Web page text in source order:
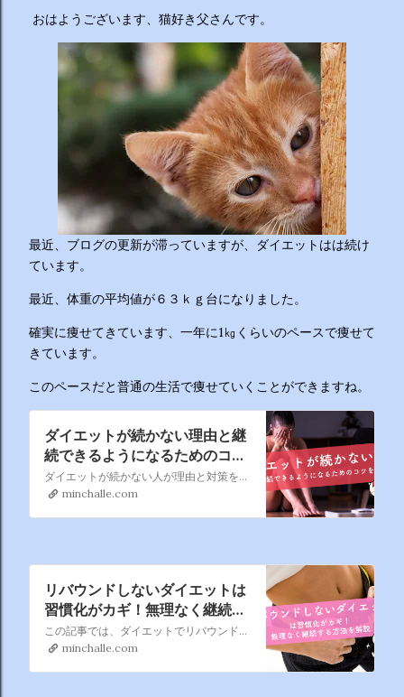
【ゲスト学友】名取裕子 島崎和歌子 宮世琉弥 伊集院光
【講師】小田原雅人 東京医科大学病院客員教授 加
藤俊徳 加藤プラチナクリニック院長 脳の学校 代
表 森谷敏夫 京都大学名誉教授 郷間光正
運動器認定理学療法士 ◇おしらせ ※２０：２５〜２
０：２８は「私の幸福時間」を放送いたします ☆番組ＨＰ
https://www.tv-asahi.co.jp/imadesho/ この番組は、テレ
ビ朝日が選んだ『青少年に見てもらいたい番組』です。 体重
に関する10の疑問について、身体の仕組みや心理的なアプロ
ーチから分かりやすくお答えします！ 🥦 1. 人はなぜ太るの
か？ 根本的な理由は非常にシンプルで、「摂取カロリー（食
べる量）が消費カロリー（動く量）を上回っているから」で
す。 消費しきれずに余ったエネルギーは、万が一の飢餓に備
でも高カロリーな食べ物が手に入るため、意識しないと簡単
べるのは効果があるの？ 非常に効果があります。 （ベジタ
ブルファーストと呼ばれます） 野菜に含まれる食物繊維が、
後から入ってくる糖質...
おはようございます、猫好き父さんです。
最近、ブログの更新が滞っていますが、ダイエットはは続け
ています。
最近、体重の平均値が６３ｋｇ台になりました。
確実に痩せてきています、一年に1㎏くらいのペースで痩せて
きています。
このペースだと普通の生活で痩せていくことができますね。
ダイエットが続かない理由と継
続できるようになるためのコツ
を解説
ダイエットが続かない人が理由と対策を知り、成功に導くために、ダイエットが続かない7つの理由、知るべき正しい知識、継続できるようになるためのコツについて解説していきます。
minchalle.com
リバウンドしないダイエットは
習慣化がカギ！無理なく継続す
る方法を解説
この記事では、ダイエットでリバウンドする理由、リバウンドを繰り返した場合の体の変化、ダイエットでリバウンドしないためのポイント、リバウンドしないダイエット方法、ダイエットを習慣化するための方法について解説します。
minchalle.com